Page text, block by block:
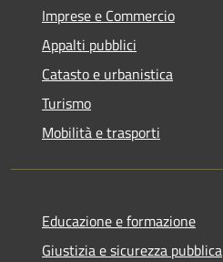
Imprese e Commercio
Appalti pubblici
Catasto e urbanistica
Turismo
Mobilità e trasporti
Educazione e formazione
Giustizia e sicurezza pubblica